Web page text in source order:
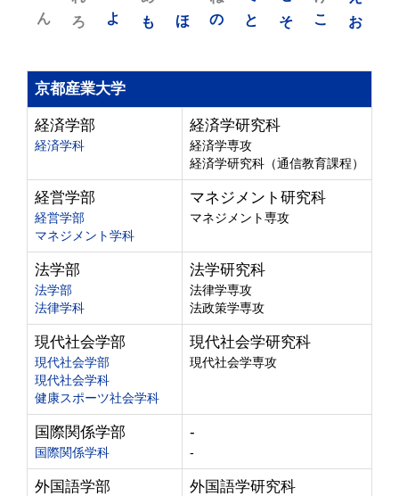
お
こ
そ
と
の
ほ
も
よ
ろ
ん
京都産業大学
経済学部
経済学科
経済学研究科
経済学専攻
経済学研究科（通信教育課程）
経営学部
経営学部
マネジメント学科
マネジメント研究科
マネジメント専攻
法学部
法学部
法律学科
法学研究科
法律学専攻
法政策学専攻
現代社会学部
現代社会学部
現代社会学科
健康スポーツ社会学科
現代社会学研究科
現代社会学専攻
国際関係学部
国際関係学科
-
-
外国語学部 外国語学研究科